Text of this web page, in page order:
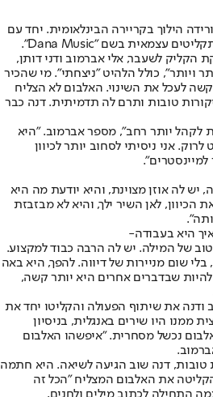
הילוך בקריירה הבינלאומית. יחד עם
מנהלה שי כרם הקימה חברת תקליטים עצמאית בשם "Dana Music".
הקליק לשעבר, אלי אברמוב ודני דותן,
ויותר", כולל הלהיט "ניצחתי". מי שהכיר
לעכל את השינוי. האלבום לא הצליח
טובות ותרם לה תדמיתית. דנה כבר
לקהל יותר רחב", מספר אברמוב. "היא
אני ניסיתי לסחוב יותר לכיוון
יש לה אוזן מצוינת, והיא יודעת מה היא
הכיוון, לאן השיר ילך, והיא לא מבזבזת
היא בעבודה-
של המילה. יש לה הרבה כבוד למקצוע.
בלי שום מניירות של דיווה. להפך, היא באה
להיות שבדברים אחרים היא יותר קשה,
ודנה את שיתוף הפעולה והקליטו יחד את
ממנו היו שירים באנגלית, בניסיון
נכשל מסחרית. "איפשהו האלבום
טובות, דנה שוב הגיעה לשיאה. היא חתמה
את האלבום המצליח "הכל זה